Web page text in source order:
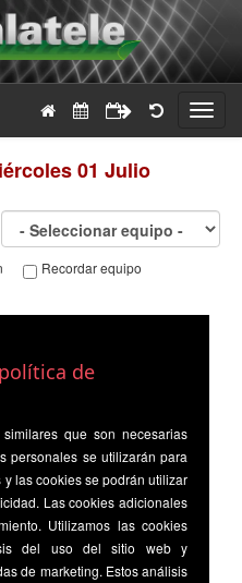
01 Julio
Recordar equipo
de
que son necesarias
personales se utilizarán para
las cookies se podrán utilizar
Las cookies adicionales
Utilizamos las cookies
del uso del sitio web y
de marketing. Estos análisis